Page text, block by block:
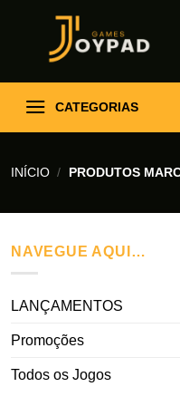
CATEGORIAS
INÍCIO / PRODUTOS
NAVEGUE AQUI…
LANÇAMENTOS
Promoções
Todos os Jogos